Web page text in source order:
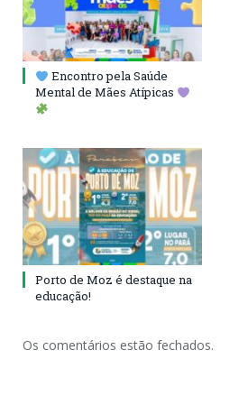
Encontro pela Saúde
Mental de Mães Atípicas
Porto de Moz é destaque na
educação!
Os comentários estão fechados.